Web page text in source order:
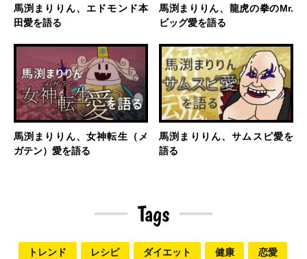
馬渕まりりん、エドモンド本
田愛を語る
馬渕まりりん、龍虎の拳のMr.
ビッグ愛を語る
馬渕まりりん、女神転生（メ
ガテン）愛を語る
馬渕まりりん、サムスピ愛を
語る
Tags
トレンド レシピ ダイエット 健康 恋愛